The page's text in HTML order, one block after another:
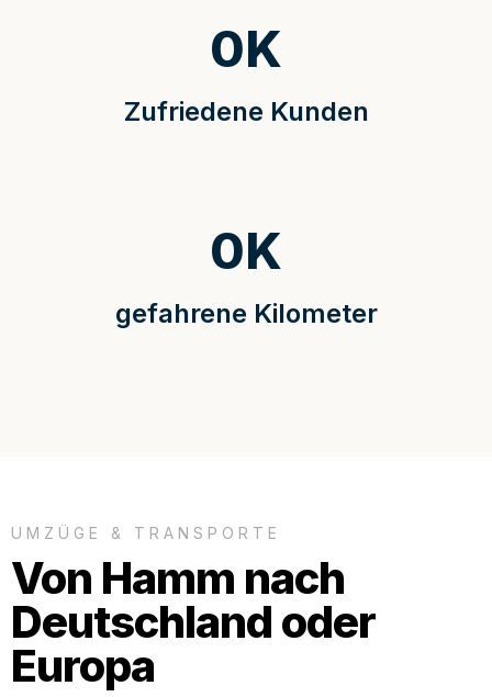
Zufriedene Kunden
0K
gefahrene Kilometer
0K
UMZÜGE & TRANSPORTE
Von Hamm nach
Deutschland oder
Europa